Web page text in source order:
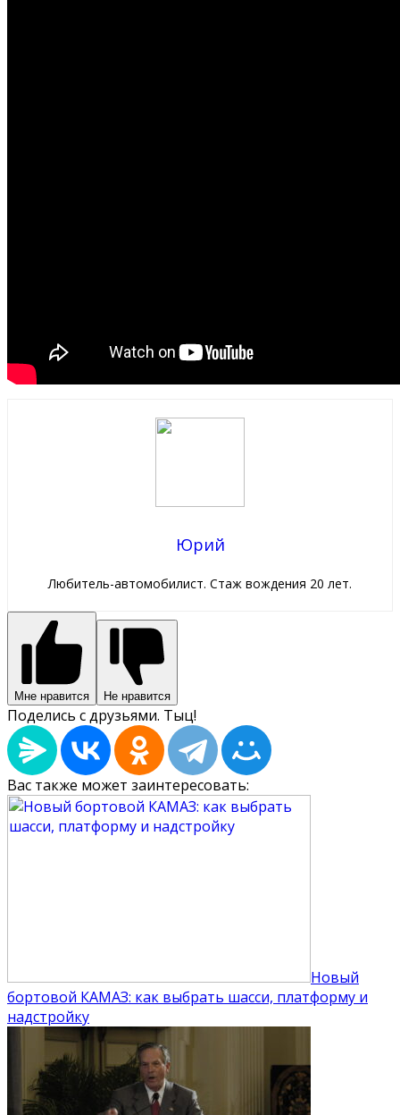
Юрий
Любитель-автомобилист. Стаж вождения 20 лет.
Мне нравится Не нравится
Поделись с друзьями. Тыц!
Вас также может заинтересовать:
Новый
бортовой КАМАЗ: как выбрать шасси, платформу и
надстройку